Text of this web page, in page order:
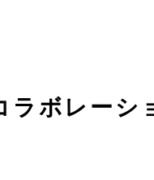
ボレーシ